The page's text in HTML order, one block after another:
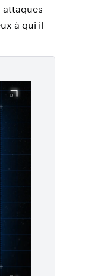
attaques
à qui il